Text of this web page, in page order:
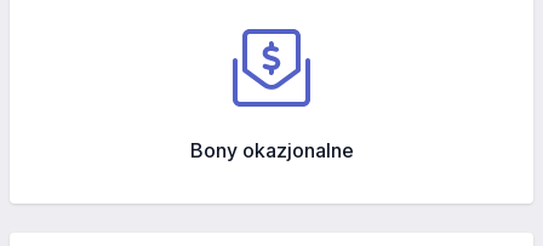
Bony okazjonalne